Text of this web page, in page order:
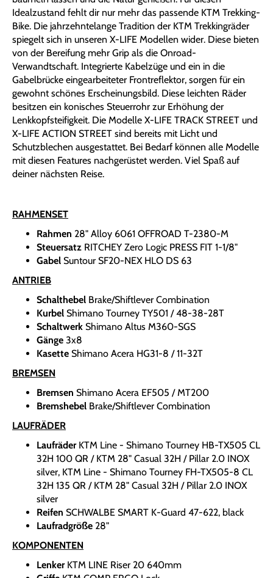
Idealzustand fehlt dir nur mehr das passende KTM Trekking-
Bike. Die jahrzehntelange Tradition der KTM Trekkingräder
spiegelt sich in unseren X-LIFE Modellen wider. Diese bieten
von der Bereifung mehr Grip als die Onroad-
Verwandtschaft. Integrierte Kabelzüge und ein in die
Gabelbrücke eingearbeiteter Frontreflektor, sorgen für ein
gewohnt schönes Erscheinungsbild. Diese leichten Räder
besitzen ein konisches Steuerrohr zur Erhöhung der
Lenkkopfsteifigkeit. Die Modelle X-LIFE TRACK STREET und
X-LIFE ACTION STREET sind bereits mit Licht und
Schutzblechen ausgestattet. Bei Bedarf können alle Modelle
mit diesen Features nachgerüstet werden. Viel Spaß auf
deiner nächsten Reise.
RAHMENSET
Rahmen 28" Alloy 6061 OFFROAD T-2380-M
Steuersatz RITCHEY Zero Logic PRESS FIT 1-1/8"
Gabel Suntour SF20-NEX HLO DS 63
ANTRIEB
Schalthebel Brake/Shiftlever Combination
Kurbel Shimano Tourney TY501 / 48-38-28T
Schaltwerk Shimano Altus M360-SGS
Gänge 3x8
Kasette Shimano Acera HG31-8 / 11-32T
BREMSEN
Bremsen Shimano Acera EF505 / MT200
Bremshebel Brake/Shiftlever Combination
LAUFRÄDER
Laufräder KTM Line - Shimano Tourney HB-TX505 CL
32H 100 QR / KTM 28" Casual 32H / Pillar 2.0 INOX
silver, KTM Line - Shimano Tourney FH-TX505-8 CL
32H 135 QR / KTM 28" Casual 32H / Pillar 2.0 INOX
silver
Reifen SCHWALBE SMART K-Guard 47-622, black
Laufradgröße 28"
KOMPONENTEN
Lenker KTM LINE Riser 20 640mm